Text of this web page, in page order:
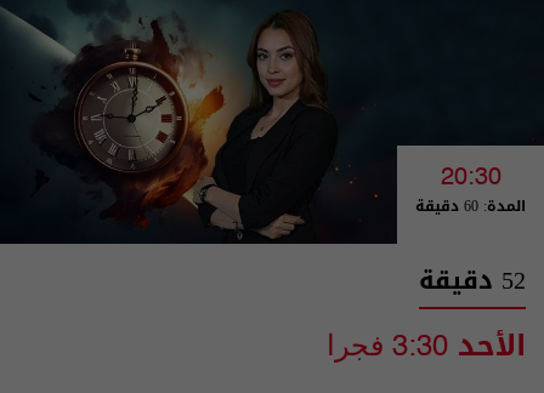
20:30
المدة: 60 دقيقة
52 دقيقة
الأحد 3:30 فجرا